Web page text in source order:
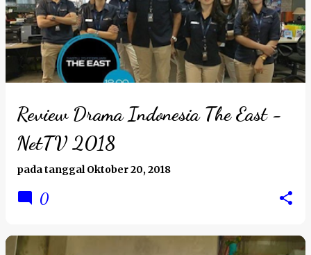
Review Drama Indonesia The East -
NetTV 2018
pada tanggalOktober 20, 2018
0